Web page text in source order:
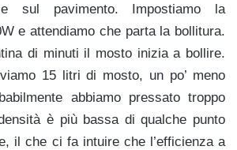
sul pavimento. Impostiamo la
e attendiamo che parta la bollitura.
di minuti il mosto inizia a bollire.
15 litri di mosto, un po’ meno
abbiamo pressato troppo
è più bassa di qualche punto
il che ci fa intuire che l’efficienza a